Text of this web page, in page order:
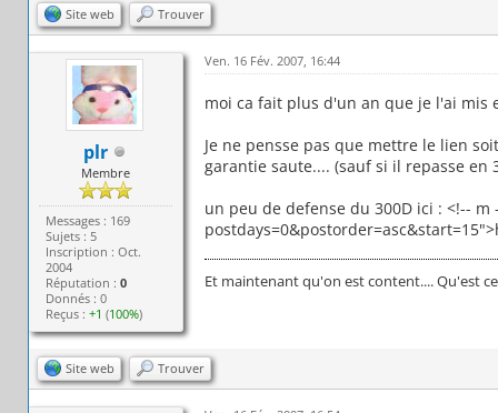
Site web Trouver
plr
Membre
Messages : 169
Sujets : 5
Inscription : Oct.
2004
Réputation :0
Donnés : 0
Reçus :+1 (100%)
Ven. 16 Fév. 2007, 16:44
moi ca fait plus d'un an que je l'ai mis
Je ne pensse pas que mettre le lien
garantie saute.... (sauf si il repasse en
un peu de defense du 300D ici : <!--
Et maintenant qu'on est content.... Qu'est
Site web Trouver